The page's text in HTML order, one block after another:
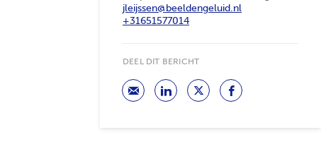
jleijssen@beeldengeluid.nl
+31651577014
DEEL DIT BERICHT